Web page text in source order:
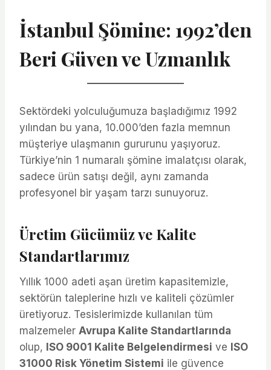
İstanbul Şömine: 1992’den
Beri Güven ve Uzmanlık
Sektördeki yolculuğumuza başladığımız 1992
yılından bu yana, 10.000’den fazla memnun
müşteriye ulaşmanın gururunu yaşıyoruz.
Türkiye’nin 1 numaralı şömine imalatçısı olarak,
sadece ürün satışı değil, aynı zamanda
profesyonel bir yaşam tarzı sunuyoruz.
Üretim Gücümüz ve Kalite
Standartlarımız
Yıllık 1000 adeti aşan üretim kapasitemizle,
sektörün taleplerine hızlı ve kaliteli çözümler
üretiyoruz. Tesislerimizde kullanılan tüm
malzemeler Avrupa Kalite Standartlarında
olup, ISO 9001 Kalite Belgelendirmesi ve ISO
31000 Risk Yönetim Sistemi ile güvence